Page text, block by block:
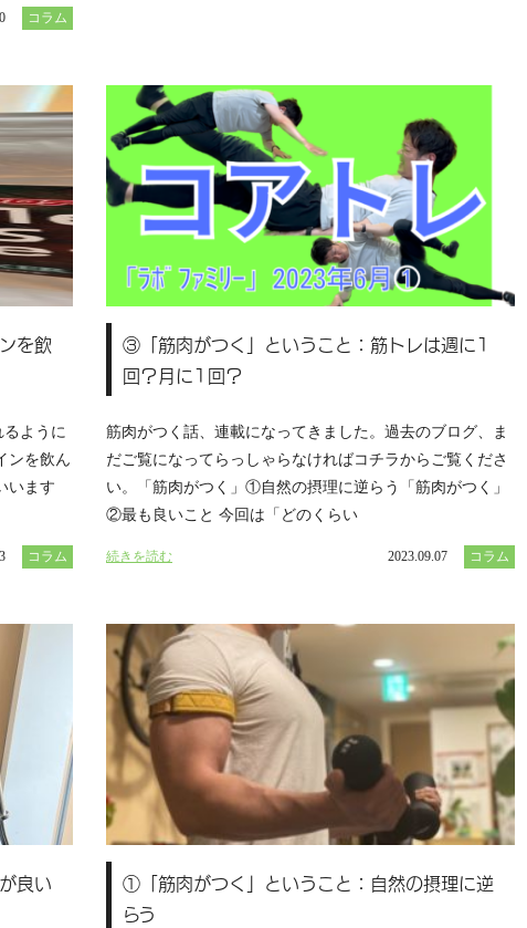
コラム
を飲
ように
ンを飲ん
います
コラム
③「筋肉がつく」ということ：筋トレは週に1
回？月に1回？
筋肉がつく話、連載になってきました。過去のブログ、ま
だご覧になってらっしゃらなければコチラからご覧くださ
い。「筋肉がつく」①自然の摂理に逆らう「筋肉がつく」
②最も良いこと 今回は「どのくらい
続きを読む 2023.09.07 コラム
良い
①「筋肉がつく」ということ：自然の摂理に逆
らう